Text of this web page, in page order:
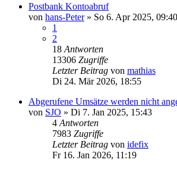
Postbank Kontoabruf
von hans-Peter» So 6. Apr 2025, 09:40
1
2
18 Antworten
13306 Zugriffe
Letzter Beitrag von mathias
Di 24. Mär 2026, 18:55
Abgerufene Umsätze werden nicht
von SJO » Di 7. Jan 2025, 15:43
4 Antworten
7983 Zugriffe
Letzter Beitrag von idefix
Fr 16. Jan 2026, 11:19